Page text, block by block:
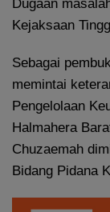
Dugaan
Kejaksaan
Sebagai
memintai
Pengelolaan
Halmahera
Chuzaemah
Bidang Pidana